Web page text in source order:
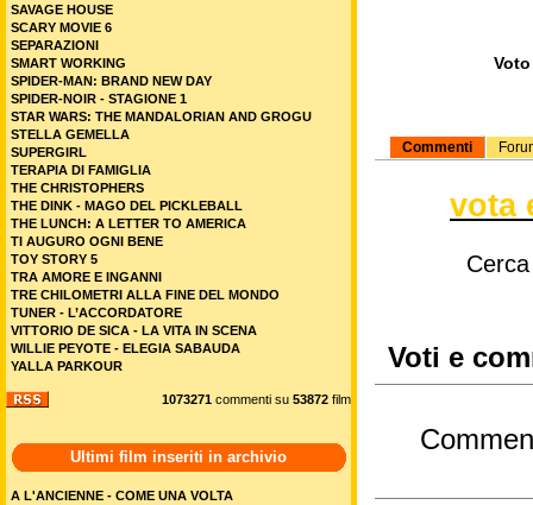
Commenti
vota
Voti e
SAVAGE HOUSE
SCARY MOVIE 6
SEPARAZIONI
SMART WORKING
SPIDER-MAN: BRAND NEW DAY
SPIDER-NOIR - STAGIONE 1
STAR WARS: THE MANDALORIAN AND GROGU
STELLA GEMELLA
SUPERGIRL
TERAPIA DI FAMIGLIA
THE CHRISTOPHERS
THE DINK - MAGO DEL PICKLEBALL
THE LUNCH: A LETTER TO AMERICA
TI AUGURO OGNI BENE
TOY STORY 5
TRA AMORE E INGANNI
TRE CHILOMETRI ALLA FINE DEL MONDO
TUNER - L’ACCORDATORE
VITTORIO DE SICA - LA VITA IN SCENA
WILLIE PEYOTE - ELEGIA SABAUDA
YALLA PARKOUR
1073271 commenti su 53872 film
Ultimi film inseriti in archivio
A L'ANCIENNE - COME UNA VOLTA